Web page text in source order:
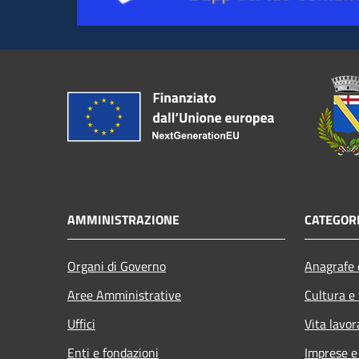
AMMINISTRAZIONE
Organi di Governo
Aree Amministrative
Uffici
Enti e fondazioni
Cultura
Vita
Imprese